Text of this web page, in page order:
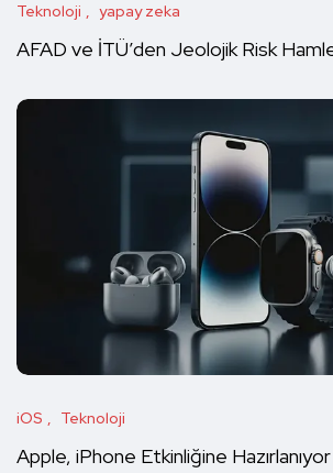
Teknoloji yapay zeka
AFAD ve İTÜ’den Jeolojik Risk
iOS Teknoloji
Apple, iPhone Etkinliğine Hazırlanıyor